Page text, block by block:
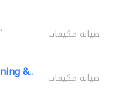
صيانة مكيفات
&.. صيانة مكيفات